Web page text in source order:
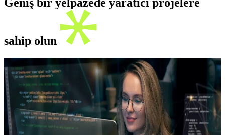
Geniş bir yelpazede yaratıcı projelere
sahip olun